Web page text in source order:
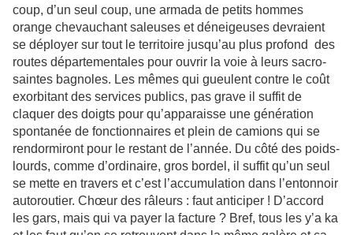
coup, d’un seul coup, une armada de petits hommes
orange chevauchant saleuses et déneigeuses devraient
se déployer sur tout le territoire jusqu’au plus profond des
routes départementales pour ouvrir la voie à leurs sacro-
saintes bagnoles. Les mêmes qui gueulent contre le coût
exorbitant des services publics, pas grave il suffit de
claquer des doigts pour qu’apparaisse une génération
spontanée de fonctionnaires et plein de camions qui se
rendormiront pour le restant de l’année. Du côté des poids-
lourds, comme d’ordinaire, gros bordel, il suffit qu’un seul
se mette en travers et c’est l’accumulation dans l’entonnoir
autoroutier. Chœur des râleurs : faut anticiper ! D’accord
les gars, mais qui va payer la facture ? Bref, tous les y’a ka